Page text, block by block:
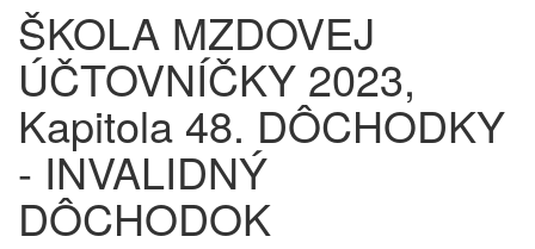
ŠKOLA MZDOVEJ
ÚČTOVNÍČKY 2023,
Kapitola 48. DÔCHODKY
- INVALIDNÝ
DÔCHODOK